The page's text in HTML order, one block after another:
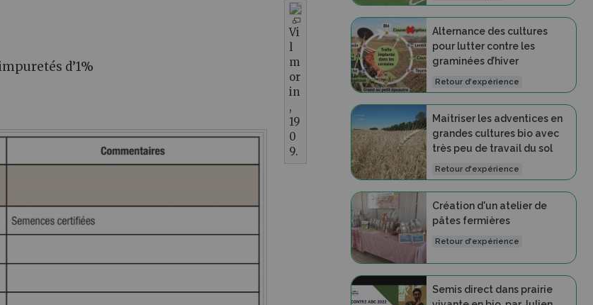
Vi
l
m
or
in
,
19
0
9.
d’1%
Alternance des cultures
pour lutter contre les
graminées d’hiver
Retour d'expérience
Maitriser les adventices en
grandes cultures bio avec
très peu de travail du sol
Retour d'expérience
Création d'un atelier de
pâtes fermières
Retour d'expérience
Semis direct dans prairie